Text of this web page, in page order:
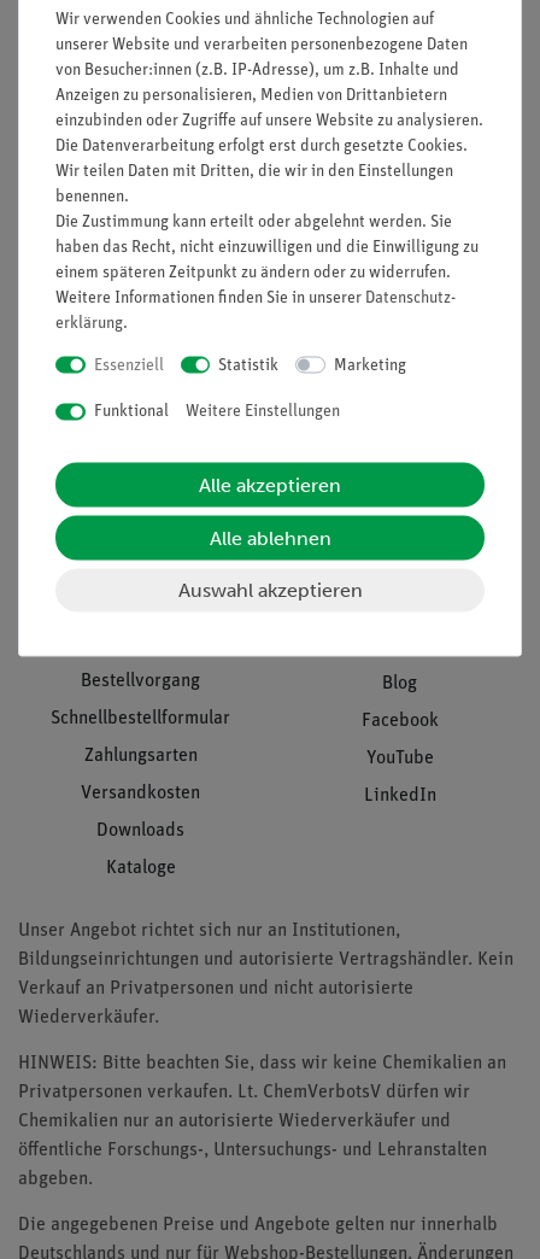
Nach oben
Informationen
Unternehmen
Projekte und Lösungen
Presse
Stellenangebote
Kontakt
AGB
Service
Übersicht Service
Beratung & Showroom
Inventarisierungs- &
Inbetriebnahme & Schulungen
Download &
Support
Bestellvorgang
Schnellbestellformular
Zahlungsarten
Versandkosten
Downloads
Kataloge
Social Media
Blog
Facebook
YouTube
LinkedIn
Unser Angebot richtet sich nur an Institutionen,
Bildungseinrichtungen und autorisierte Vertragshändler. Kein
Verkauf an Privatpersonen und nicht autorisierte
Wiederverkäufer.
HINWEIS: Bitte beachten Sie, dass wir keine Chemikalien an
Privatpersonen verkaufen. Lt. ChemVerbotsV dürfen wir
Chemikalien nur an autorisierte Wiederverkäufer und
öffentliche Forschungs-, Untersuchungs- und Lehranstalten
abgeben.
Die angegebenen Preise und Angebote gelten nur innerhalb
Deutschlands und nur für Webshop-Bestellungen. Änderungen
Wir verwenden Cookies und ähnliche Technologien auf
unserer Website und verarbeiten personenbezogene Daten
von Besucher:innen (z.B. IP-Adresse), um z.B. Inhalte und
Anzeigen zu personalisieren, Medien von Drittanbietern
einzubinden oder Zugriffe auf unsere Website zu analysieren.
Die Datenverarbeitung erfolgt erst durch gesetzte Cookies.
Wir teilen Daten mit Dritten, die wir in den Einstellungen
benennen.
Die Zustimmung kann erteilt oder abgelehnt werden. Sie
haben das Recht, nicht einzuwilligen und die Einwilligung zu
einem späteren Zeitpunkt zu ändern oder zu widerrufen.
Weitere Informationen finden Sie in unserer Daten­schutz­
erklärung.
Essenziell Statistik Marketing
Funktional Weitere Einstellungen
Alle akzeptieren
Alle ablehnen
Auswahl akzeptieren